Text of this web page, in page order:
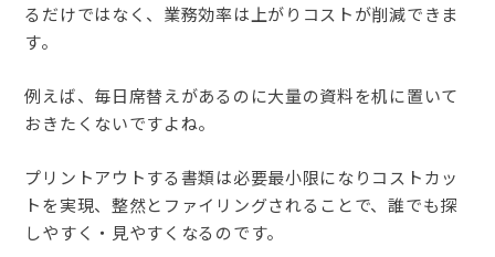
るだけではなく、業務効率は上がりコストが削減できま
す。
例えば、毎日席替えがあるのに大量の資料を机に置いて
おきたくないですよね。
プリントアウトする書類は必要最小限になりコストカッ
トを実現、整然とファイリングされることで、誰でも探
しやすく・見やすくなるのです。